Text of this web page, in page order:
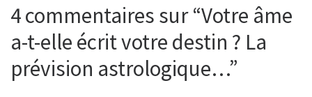
4 commentaires sur “Votre âme
a-t-elle écrit votre destin ? La
prévision astrologique…”